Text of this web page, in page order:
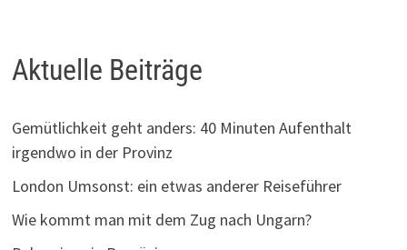
Aktuelle Beiträge
Gemütlichkeit geht anders: 40 Minuten Aufenthalt
irgendwo in der Provinz
London Umsonst: ein etwas anderer Reiseführer
Wie kommt man mit dem Zug nach Ungarn?